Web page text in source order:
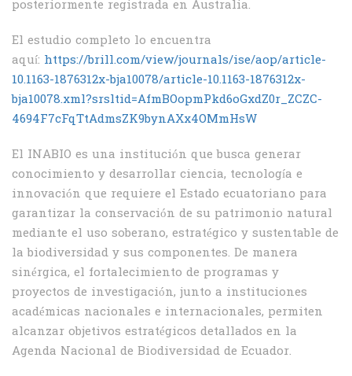
posteriormente registrada en Australia.
El estudio completo lo encuentra
aquí: https://brill.com/view/journals/ise/aop/article-
10.1163-1876312x-bja10078/article-10.1163-1876312x-
bja10078.xml?srsltid=AfmBOopmPkd6oGxdZ0r_ZCZC-
4694F7cFqTtAdmsZK9bynAXx4OMmHsW
El INABIO es una institución que busca generar
conocimiento y desarrollar ciencia, tecnología e
innovación que requiere el Estado ecuatoriano para
garantizar la conservación de su patrimonio natural
mediante el uso soberano, estratégico y sustentable de
la biodiversidad y sus componentes. De manera
sinérgica, el fortalecimiento de programas y
proyectos de investigación, junto a instituciones
académicas nacionales e internacionales, permiten
alcanzar objetivos estratégicos detallados en la
Agenda Nacional de Biodiversidad de Ecuador.